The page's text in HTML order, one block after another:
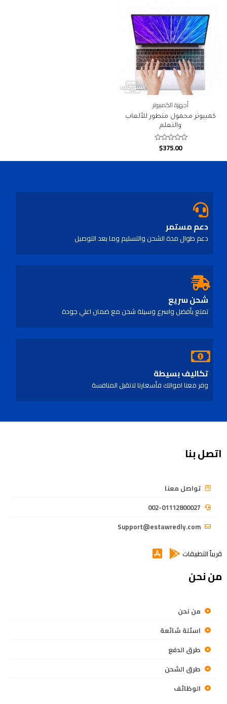
أجهزة الكمبيوتر
كمبيوتر محمول متطور للألعاب
والتعلم
Rated
$375.00
دعم مستمر
دعم طوال مدة الشحن والتسليم وما بعد التوصيل
شحن سريع
تمتع بأفضل واسرع وسيلة شحن مع ضمان اعلي جودة
تكاليف بسيطة
وفر معنا اموالك فأسعارنا لاتقبل المنافسة
اتصل بنا
تواصل معنا
002-01112800027
Support@estawredly.com
قريباً التطبيقات
من نحن
من نحن
اسئلة شائعة
طرق الدفع
طرق الشحن
الوظائف